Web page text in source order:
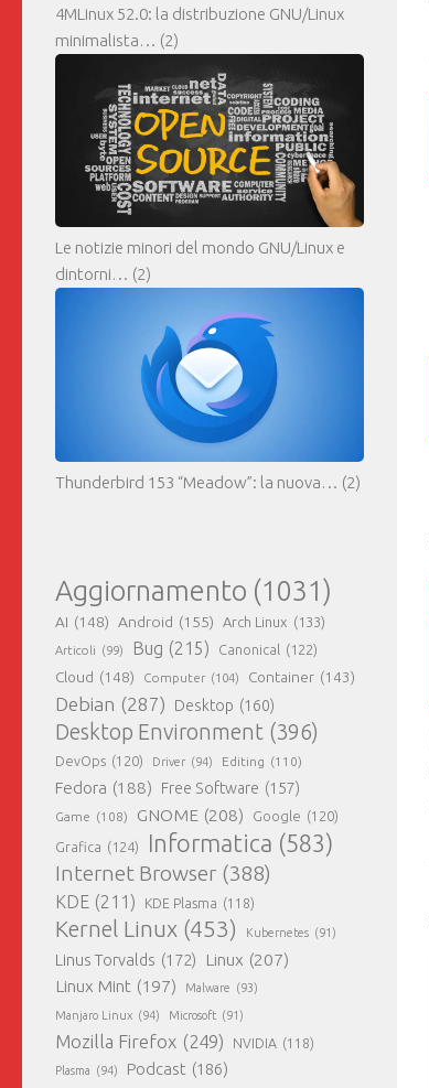
4MLinux 52.0: la distribuzione GNU/Linux
minimalista… (2)
Le notizie minori del mondo GNU/Linux e
dintorni… (2)
Thunderbird 153 “Meadow”: la nuova… (2)
Aggiornamento (1031)
AI (148) Android (155) Arch Linux (133)
Articoli (99) Bug (215) Canonical (122)
Cloud (148) Computer (104) Container (143)
Debian (287) Desktop (160)
Desktop Environment (396)
DevOps (120) Driver (94) Editing (110)
Fedora (188) Free Software (157)
Game (108) GNOME (208) Google (120)
Grafica (124) Informatica (583)
Internet Browser (388)
KDE (211) KDE Plasma (118)
Kernel Linux (453) Kubernetes (91)
Linus Torvalds (172) Linux (207)
Linux Mint (197) Malware (93)
Manjaro Linux (94) Microsoft (91)
Mozilla Firefox (249) NVIDIA (118)
Plasma (94) Podcast (186)